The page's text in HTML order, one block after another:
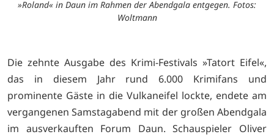
»Roland« in Daun im Rahmen der Abendgala entgegen. Fotos:
Woltmann
Die zehnte Ausgabe des Krimi-Festivals »Tatort Eifel«,
das in diesem Jahr rund 6.000 Krimifans und
prominente Gäste in die Vulkaneifel lockte, endete am
vergangenen Samstagabend mit der großen Abendgala
im ausverkauften Forum Daun. Schauspieler Oliver